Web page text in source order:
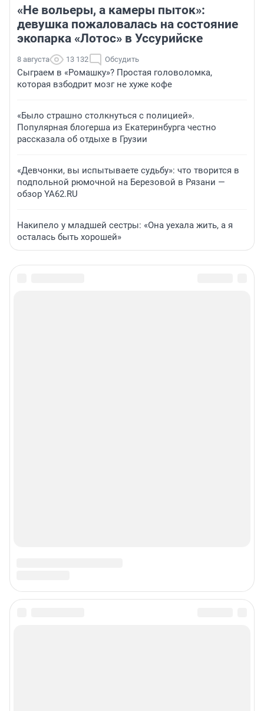
«Не вольеры, а камеры пыток»:
девушка пожаловалась на состояние
экопарка «Лотос» в Уссурийске
8 августа 13 132 Обсудить
Сыграем в «Ромашку»? Простая головоломка,
которая взбодрит мозг не хуже кофе
«Было страшно столкнуться с полицией».
Популярная блогерша из Екатеринбурга честно
рассказала об отдыхе в Грузии
«Девчонки, вы испытываете судьбу»: что творится в
подпольной рюмочной на Березовой в Рязани —
обзор YA62.RU
Накипело у младшей сестры: «Она уехала жить, а я
осталась быть хорошей»